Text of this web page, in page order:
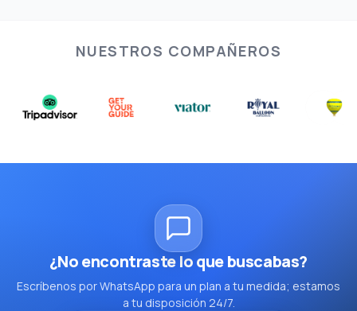
NUESTROS COMPAÑEROS
¿No encontraste lo que buscabas?
Escríbenos por WhatsApp para un plan a tu medida; estamos
a tu disposición 24/7.